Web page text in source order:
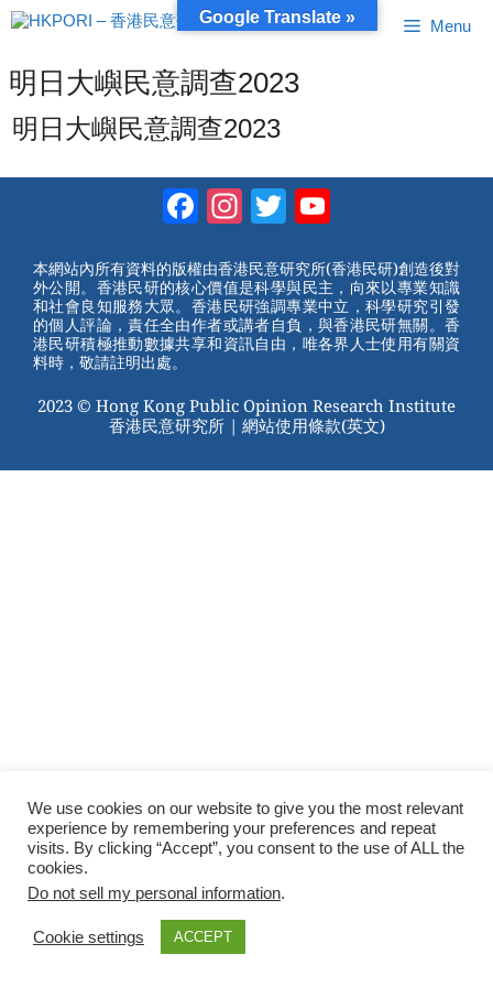
跳
至
容
Menu
明日大嶼民意調查2023
明日大嶼民意調查2023
Facebook
Instagram
Twitter
本網站內所有資料的版權由香港民意研究所(香港民研)創造後對
外公開。香港民研的核心價值是科學與民主，向來以專業知識
和社會良知服務大眾。香港民研強調專業中立，科學研究引發
的個人評論，責任全由作者或講者自負，與香港民研無關。香
港民研積極推動數據共享和資訊自由，唯各界人士使用有關資
料時，敬請註明出處。
2023 © Hong Kong Public Opinion Research Institute
香港民意研究所 | 網站使用條款(英文)
We use cookies on our website to give you the most relevant
experience by remembering your preferences and repeat
visits. By clicking “Accept”, you consent to the use of ALL the
cookies.
Do not sell my personal information.
Cookie settings ACCEPT
Google Translate »